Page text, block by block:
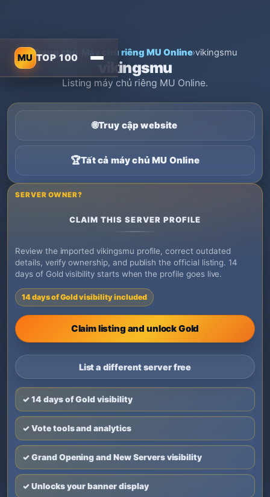
MU TOP 100
Trang chủ Máy chủ riêng MU Online›vikingsmu
vikingsmu
Listing máy chủ riêng MU Online.
🌐Truy cập website
🏆Tất cả máy chủ MU Online
SERVER OWNER?
CLAIM THIS SERVER PROFILE
Review the imported vikingsmu profile, correct outdated
details, verify ownership, and publish the official listing. 14
days of Gold visibility starts when the profile goes live.
14 days of Gold visibility included
Claim listing and unlock Gold
List a different server free
✓ 14 days of Gold visibility
✓ Vote tools and analytics
✓ Grand Opening and New Servers visibility
✓ Unlocks your banner display